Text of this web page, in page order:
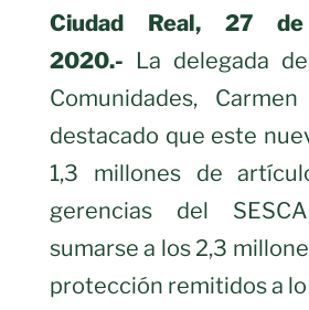
Ciudad Real, 27
2020.- La delegada
Comunidades,
destacado que este
1,3 millones de
gerencias del
sumarse a los 2,3
protección remitidos a